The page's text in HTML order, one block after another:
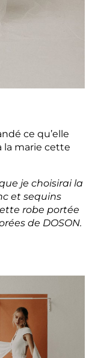
ce qu’elle
la marie cette
je choisirai la
et sequins
robe portée
de DOSON.